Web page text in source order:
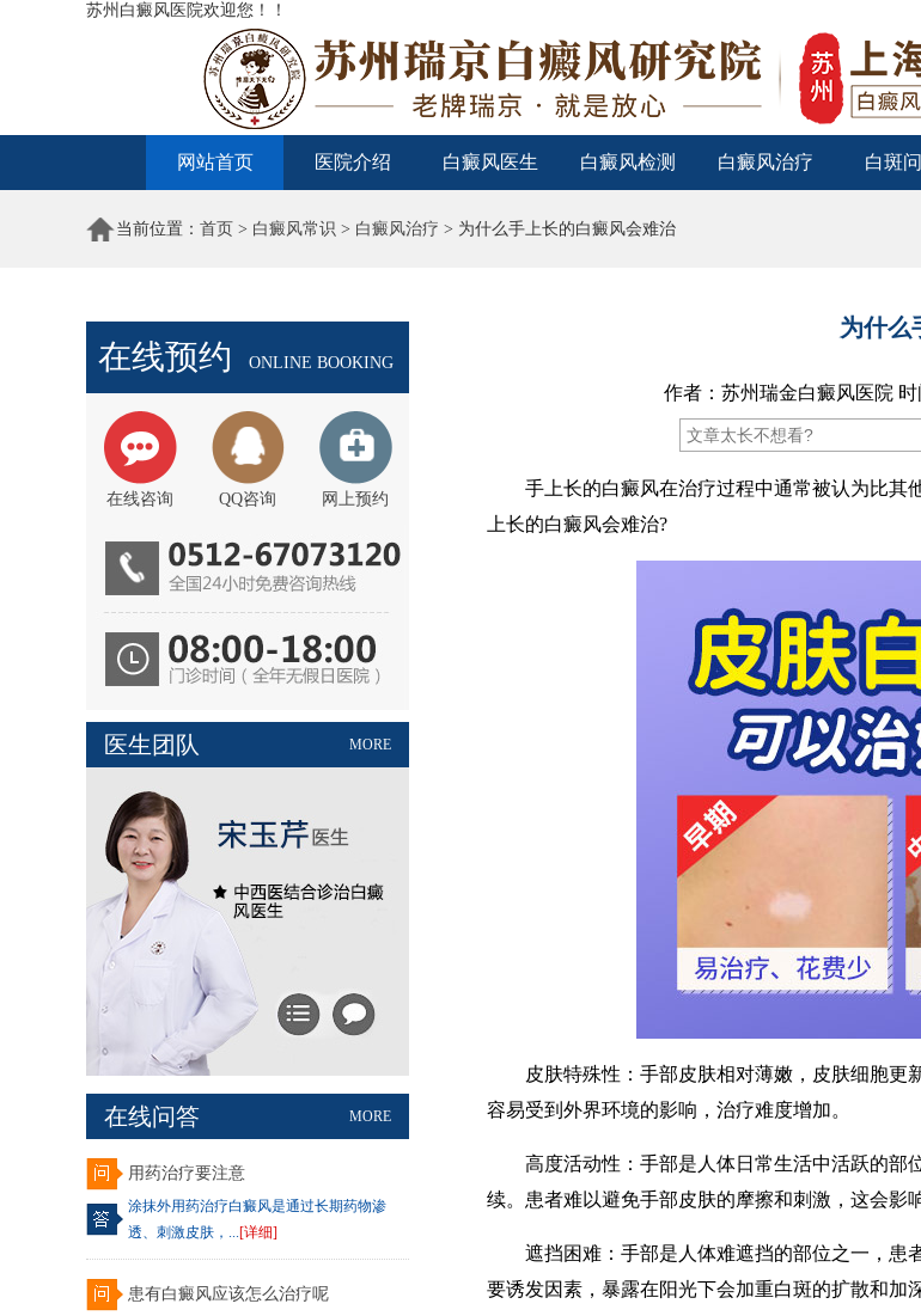
苏州白癜风医院欢迎您！！
网站首页 医院介绍 白癜风医生 白癜风检测 白癜风治疗 白斑
当前位置： 首页 > 白癜风常识 > 白癜风治疗 > 为什么手上长的白癜风会难治
在线预约 ONLINE BOOKING
在线咨询 QQ咨询 网上预约
MORE
医生团队
MORE
在线问答
用药治疗要注意
涂抹外用药治疗白癜风是通过长期药物渗
透、刺激皮肤，...[详细]
患有白癜风应该怎么治疗呢
为什么
作者：苏州瑞金白癜风医院 时
手上长的白癜风在治疗过程中通常被认为比其
上长的白癜风会难治?
皮肤特殊性：手部皮肤相对薄嫩，皮肤细胞更
容易受到外界环境的影响，治疗难度增加。
高度活动性：手部是人体日常生活中活跃的部
续。患者难以避免手部皮肤的摩擦和刺激，这会影
遮挡困难：手部是人体难遮挡的部位之一，患
要诱发因素，暴露在阳光下会加重白斑的扩散和加